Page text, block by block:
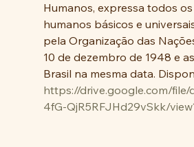
Humanos, expressa todos
humanos básicos e
pela Organização das
10 de dezembro de 1948 e
Brasil na mesma data.
https://drive.google.com/file/
4fG-QjR5RFJHd29vSkk/